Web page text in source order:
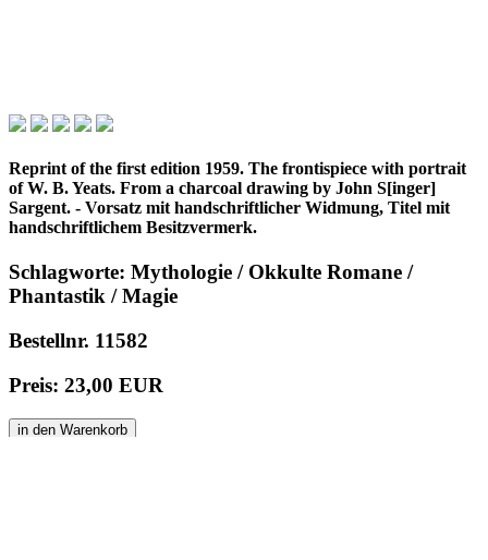
Reprint of the first edition 1959. The frontispiece with portrait
of W. B. Yeats. From a charcoal drawing by John S[inger]
Sargent. - Vorsatz mit handschriftlicher Widmung, Titel mit
handschriftlichem Besitzvermerk.
Schlagworte: Mythologie / Okkulte Romane /
Phantastik / Magie
Bestellnr. 11582
Preis: 23,00 EUR
in den Warenkorb